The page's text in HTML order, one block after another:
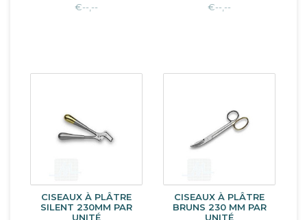
€--,--
€--,--
CISEAUX À PLÂTRE
SILENT 230MM PAR
UNITÉ
CISEAUX À PLÂTRE
BRUNS 230 MM PAR
UNITÉ